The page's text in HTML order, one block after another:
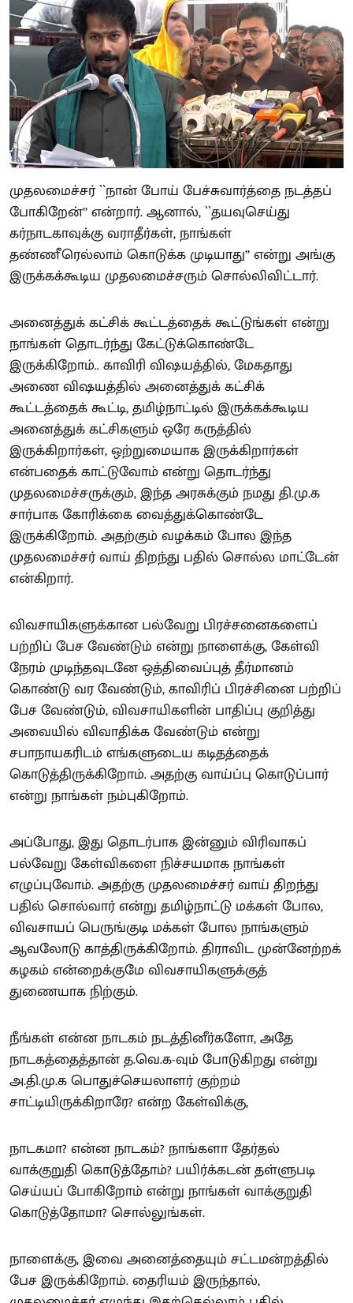
முதலமைச்சர் ``நான் போய் பேச்சுவார்த்தை நடத்தப்
போகிறேன்’’ என்றார். ஆனால், ``தயவுசெய்து
கர்நாடகாவுக்கு வராதீர்கள், நாங்கள்
தண்ணீரெல்லாம் கொடுக்க முடியாது’’ என்று அங்கு
இருக்கக்கூடிய முதலமைச்சரும் சொல்லிவிட்டார்.
அனைத்துக் கட்சிக் கூட்டத்தைக் கூட்டுங்கள் என்று
நாங்கள் தொடர்ந்து கேட்டுக்கொண்டே
இருக்கிறோம்.. காவிரி விஷயத்தில், மேகதாது
அணை விஷயத்தில் அனைத்துக் கட்சிக்
கூட்டத்தைக் கூட்டி, தமிழ்நாட்டில் இருக்கக்கூடிய
அனைத்துக் கட்சிகளும் ஒரே கருத்தில்
இருக்கிறார்கள், ஒற்றுமையாக இருக்கிறார்கள்
என்பதைக் காட்டுவோம் என்று தொடர்ந்து
முதலமைச்சருக்கும், இந்த அரசுக்கும் நமது தி.மு.க
சார்பாக கோரிக்கை வைத்துக்கொண்டே
இருக்கிறோம். அதற்கும் வழக்கம் போல இந்த
முதலமைச்சர் வாய் திறந்து பதில் சொல்ல மாட்டேன்
என்கிறார்.
விவசாயிகளுக்கான பல்வேறு பிரச்சனைகளைப்
பற்றிப் பேச வேண்டும் என்று நாளைக்கு, கேள்வி
நேரம் முடிந்தவுடனே ஒத்திவைப்புத் தீர்மானம்
கொண்டு வர வேண்டும், காவிரிப் பிரச்சினை பற்றிப்
பேச வேண்டும், விவசாயிகளின் பாதிப்பு குறித்து
அவையில் விவாதிக்க வேண்டும் என்று
சபாநாயகரிடம் எங்களுடைய கடிதத்தைக்
கொடுத்திருக்கிறோம். அதற்கு வாய்ப்பு கொடுப்பார்
என்று நாங்கள் நம்புகிறோம்.
அப்போது, இது தொடர்பாக இன்னும் விரிவாகப்
பல்வேறு கேள்விகளை நிச்சயமாக நாங்கள்
எழுப்புவோம். அதற்கு முதலமைச்சர் வாய் திறந்து
பதில் சொல்வார் என்று தமிழ்நாட்டு மக்கள் போல,
விவசாயப் பெருங்குடி மக்கள் போல நாங்களும்
ஆவலோடு காத்திருக்கிறோம். திராவிட முன்னேற்றக்
கழகம் என்றைக்குமே விவசாயிகளுக்குத்
துணையாக நிற்கும்.
நீங்கள் என்ன நாடகம் நடத்தினீர்களோ, அதே
நாடகத்தைத்தான் த.வெ.க-வும் போடுகிறது என்று
அ.தி.மு.க பொதுச்செயலாளர் குற்றம்
சாட்டியிருக்கிறாரே? என்ற கேள்விக்கு,
நாடகமா? என்ன நாடகம்? நாங்களா தேர்தல்
வாக்குறுதி கொடுத்தோம்? பயிர்க்கடன் தள்ளுபடி
செய்யப் போகிறோம் என்று நாங்கள் வாக்குறுதி
கொடுத்தோமா? சொல்லுங்கள்.
நாளைக்கு, இவை அனைத்தையும் சட்டமன்றத்தில்
பேச இருக்கிறோம். தைரியம் இருந்தால்,